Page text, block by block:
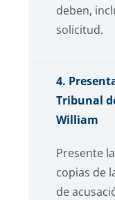
deben,
solicitud.
4.
Tribunal
William
Presente
copias de
de